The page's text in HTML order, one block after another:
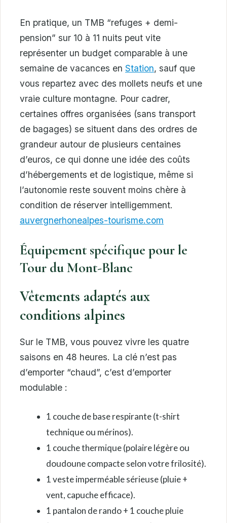
En pratique, un TMB “refuges + demi-
pension” sur 10 à 11 nuits peut vite
représenter un budget comparable à une
semaine de vacances en Station, sauf que
vous repartez avec des mollets neufs et une
vraie culture montagne. Pour cadrer,
certaines offres organisées (sans transport
de bagages) se situent dans des ordres de
grandeur autour de plusieurs centaines
d’euros, ce qui donne une idée des coûts
d’hébergements et de logistique, même si
l’autonomie reste souvent moins chère à
condition de réserver intelligemment.
auvergnerhonealpes-tourisme.com
Équipement spécifique pour le
Tour du Mont-Blanc
Vêtements adaptés aux
conditions alpines
Sur le TMB, vous pouvez vivre les quatre
saisons en 48 heures. La clé n’est pas
d’emporter “chaud”, c’est d’emporter
modulable :
1 couche de base respirante (t-shirt
technique ou mérinos).
1 couche thermique (polaire légère ou
doudoune compacte selon votre frilosité).
1 veste imperméable sérieuse (pluie +
vent, capuche efficace).
1 pantalon de rando + 1 couche pluie